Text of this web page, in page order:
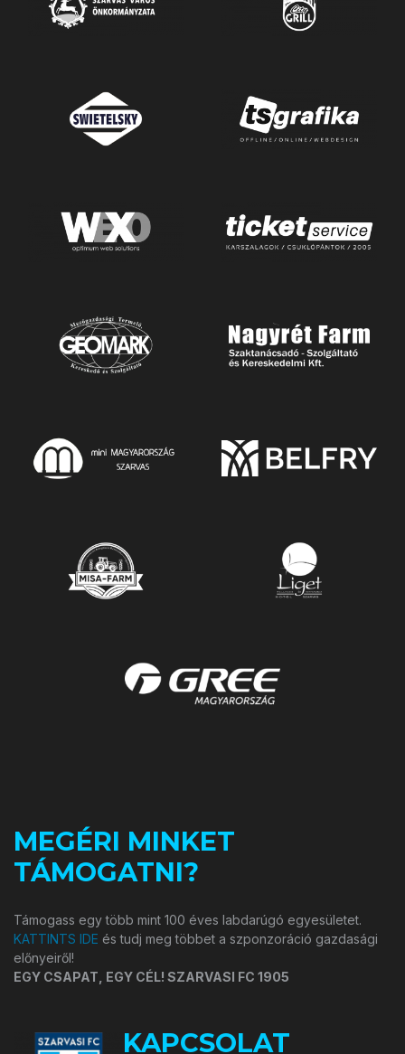
MEGÉRI MINKET
TÁMOGATNI?
Támogass egy több mint 100 éves labdarúgó egyesületet.
KATTINTS IDE és tudj meg többet a szponzoráció gazdasági
előnyeiről!
EGY CSAPAT, EGY CÉL! SZARVASI FC 1905
KAPCSOLAT